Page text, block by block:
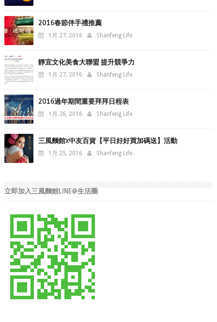
2016春節伴手禮推薦
1月 27, 2016 Shanfeng Life
靜宜文化美食大聯盟 提升競爭力
1月 27, 2016 Shanfeng Life
2016過年期間重要拜拜日程表
1月 26, 2016 Shanfeng Life
三風麵館x中友百貨【平日好好買加碼送】活動
1月 25, 2016 Shanfeng Life
立即加入三風麵館LINE@生活圈